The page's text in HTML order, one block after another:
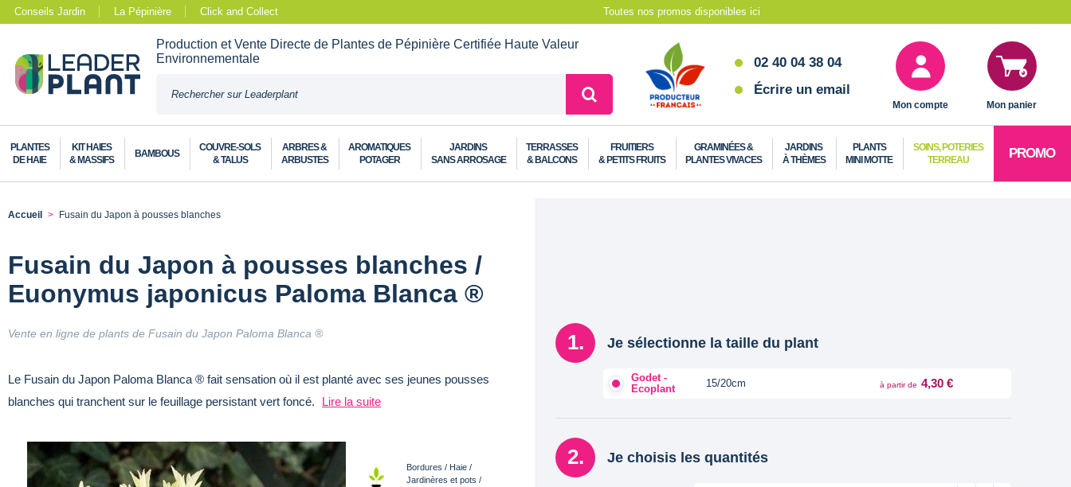
Conseils Jardin La Pépinière Click and Collect Toutes nos promos disponibles ici
Production et Vente Directe de Plantes de Pépinière Certifiée Haute Valeur
Environnementale
02 40 04 38 04
Écrire un email
Mon compte Mon panier
PLANTES
DE HAIE
KIT HAIES
& MASSIFS
BAMBOUS
COUVRE-SOLS
& TALUS
ARBRES &
ARBUSTES
AROMATIQUES
POTAGER
JARDINS
SANS ARROSAGE
TERRASSES
& BALCONS
FRUITIERS
& PETITS FRUITS
GRAMINÉES &
PLANTES VIVACES
JARDINS
À THÈMES
PLANTS
MINI MOTTE
SOINS, POTERIES
TERREAU
PROMO
Accueil Fusain du Japon à pousses blanches
Fusain du Japon à pousses blanches /
Euonymus japonicus Paloma Blanca ®
Vente en ligne de plants de Fusain du Japon Paloma Blanca ®
Le Fusain du Japon Paloma Blanca ® fait sensation où il est planté avec ses jeunes pousses
blanches qui tranchent sur le feuillage persistant vert foncé.
Lire la suite
Bordures / Haie /
Jardinères et pots /
Je sélectionne la taille du plant
Godet -
Ecoplant
15/20cm à partir de 4,30 €
Je choisis les quantités